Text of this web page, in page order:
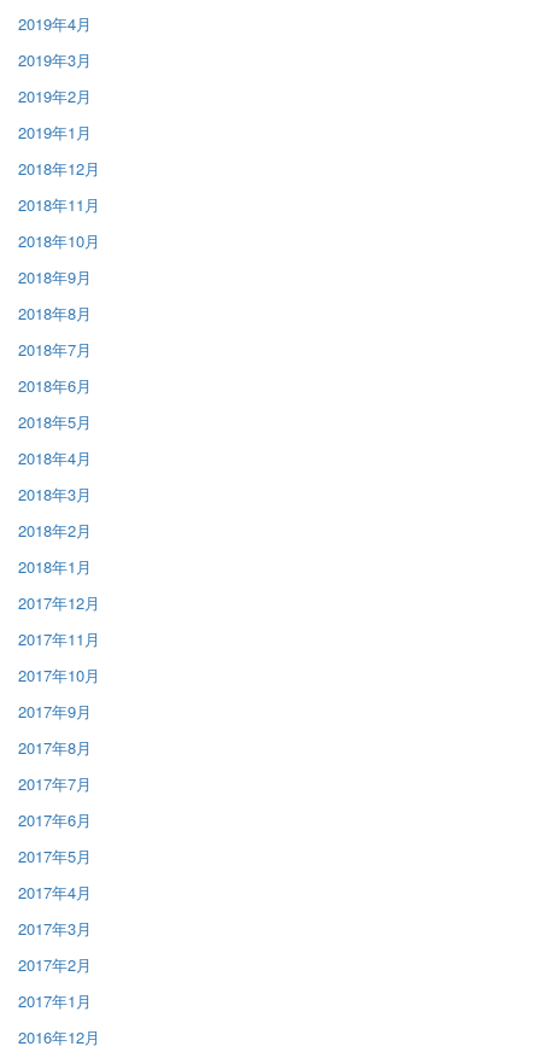
2019年4月
2019年3月
2019年2月
2019年1月
2018年12月
2018年11月
2018年10月
2018年9月
2018年8月
2018年7月
2018年6月
2018年5月
2018年4月
2018年3月
2018年2月
2018年1月
2017年12月
2017年11月
2017年10月
2017年9月
2017年8月
2017年7月
2017年6月
2017年5月
2017年4月
2017年3月
2017年2月
2017年1月
2016年12月